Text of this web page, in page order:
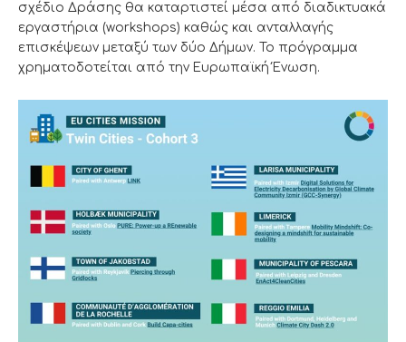
σχέδιο Δράσης θα καταρτιστεί μέσα από διαδικτυακά
εργαστήρια (workshops) καθώς και ανταλλαγής
επισκέψεων μεταξύ των δύο Δήμων. Το πρόγραμμα
χρηματοδοτείται από την Ευρωπαϊκή Ένωση.